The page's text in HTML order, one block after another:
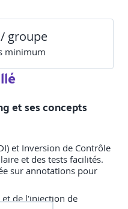
groupe
minimum
et ses concepts
et Inversion de Contrôle
et des tests facilités.
sur annotations pour
et de l'injection de